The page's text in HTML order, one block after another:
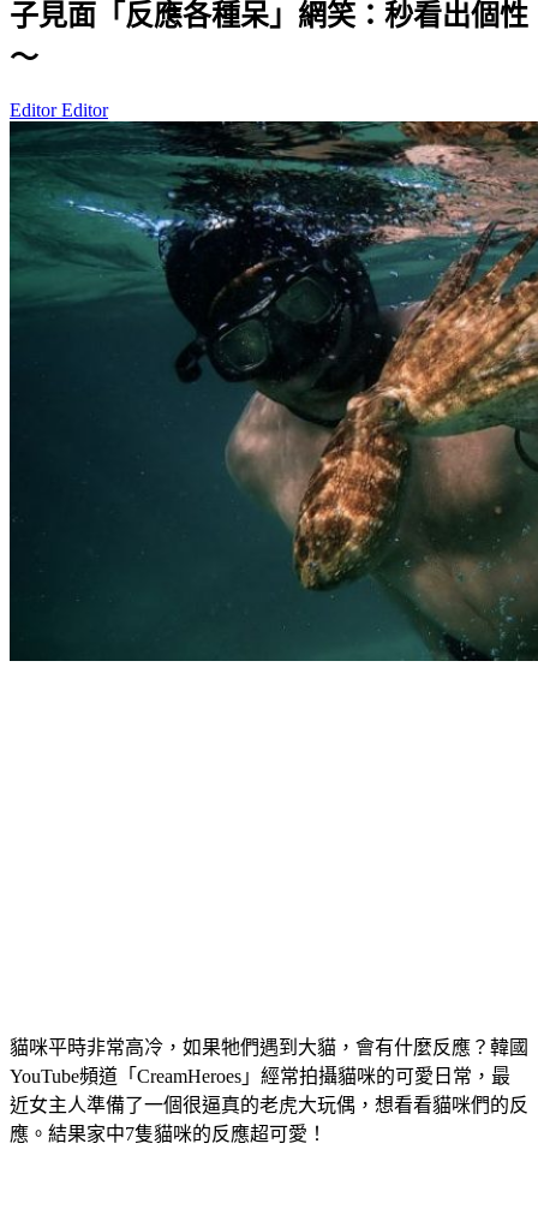
子見面「反應各種呆」網笑：秒看出個性
～
Editor Editor
貓咪平時非常高冷，如果牠們遇到大貓，會有什麼反應？韓國
YouTube頻道「CreamHeroes」經常拍攝貓咪的可愛日常，最
近女主人準備了一個很逼真的老虎大玩偶，想看看貓咪們的反
應。結果家中7隻貓咪的反應超可愛！